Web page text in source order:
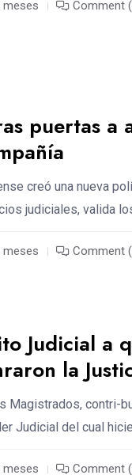
meses Comment
puertas a
creó una nueva
judiciales, valida
meses Comment
Judicial a
la
Magistrados, contri-
Judicial del cual
meses Comment